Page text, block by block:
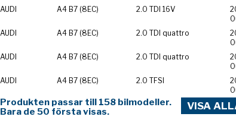
AUDI
A4 B7 (8EC) 2.0 TDI 16V
AUDI
A4 B7 (8EC) 2.0 TDI quattro
AUDI
A4 B7 (8EC) 2.0 TDI quattro
AUDI
A4 B7 (8EC) 2.0 TFSI
Produkten passar till 158 bilmodeller.
Bara de 50 första visas.
VISA